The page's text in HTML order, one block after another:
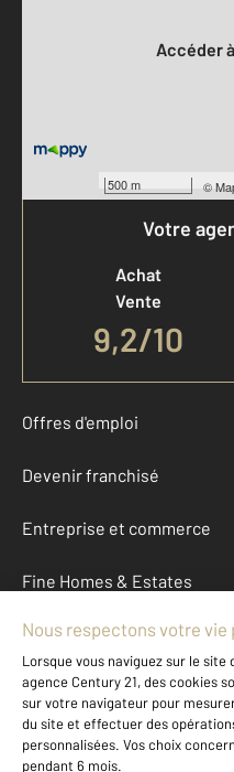
500 m ©
Accéder
Votre
Achat
Vente
9,2/10
Offres d'emploi
Devenir franchisé
Entreprise et commerce
Fine Homes & Estates
À propos
International
Nous contacter